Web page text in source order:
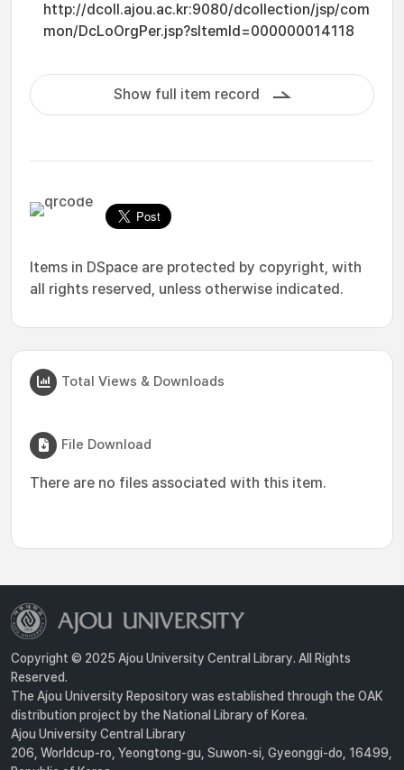
http://dcoll.ajou.ac.kr:9080/dcollection/jsp/com
mon/DcLoOrgPer.jsp?sItemId=000000014118
Show full item record
Items in DSpace are protected by copyright, with
all rights reserved, unless otherwise indicated.
Total Views & Downloads
File Download
There are no files associated with this item.
Copyright © 2025 Ajou University Central Library. All Rights
Reserved.
The Ajou University Repository was established through the OAK
distribution project by the National Library of Korea.
Ajou University Central Library
206, Worldcup-ro, Yeongtong-gu, Suwon-si, Gyeonggi-do, 16499,